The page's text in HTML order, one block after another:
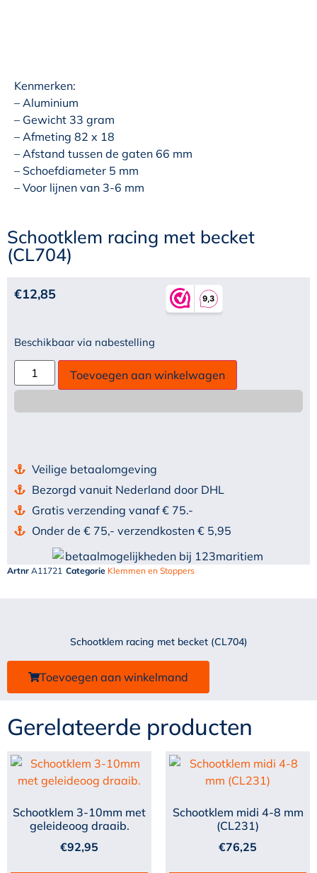
Kenmerken:
– Aluminium
– Gewicht 33 gram
– Afmeting 82 x 18
– Afstand tussen de gaten 66 mm
– Schoefdiameter 5 mm
– Voor lijnen van 3-6 mm
Schootklem racing met becket
(CL704)
€12,85
Beschikbaar via nabestelling
Toevoegen aan winkelwagen
Veilige betaalomgeving
Bezorgd vanuit Nederland door DHL
Gratis verzending vanaf € 75.-
Onder de € 75,- verzendkosten € 5,95
Artnr A11721 Categorie Klemmen en Stoppers
Schootklem racing met becket (CL704)
Toevoegen aan winkelmand
Gerelateerde producten
Schootklem 3-10mm met
geleideoog draaib.
€92,95
Schootklem midi 4-8 mm
(CL231)
€76,25